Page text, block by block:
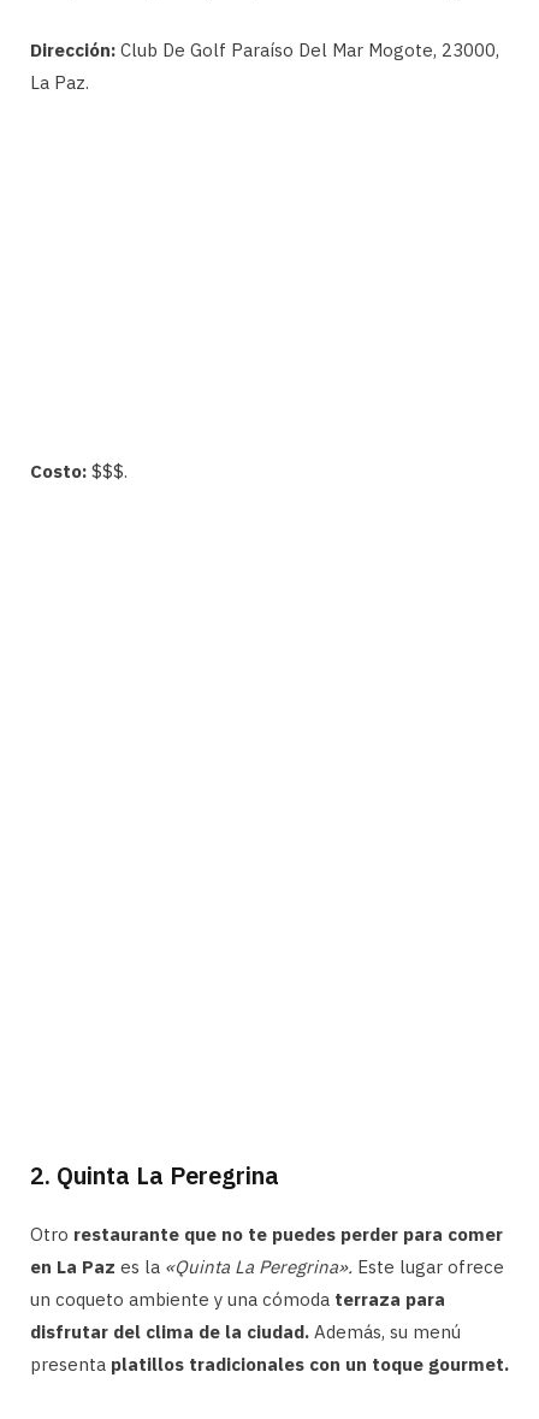
Dirección: Club De Golf Paraíso Del Mar Mogote, 23000,
La Paz.
Costo: $$$.
2. Quinta La Peregrina
Otro restaurante que no te puedes perder para comer
en La Paz es la «Quinta La Peregrina». Este lugar ofrece
un coqueto ambiente y una cómoda terraza para
disfrutar del clima de la ciudad. Además, su menú
presenta platillos tradicionales con un toque gourmet.